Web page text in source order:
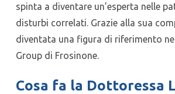
spinta a diventare un’esperta nelle
disturbi correlati. Grazie alla sua
diventata una figura di riferimento
Group di Frosinone.
Cosa fa la Dottoressa